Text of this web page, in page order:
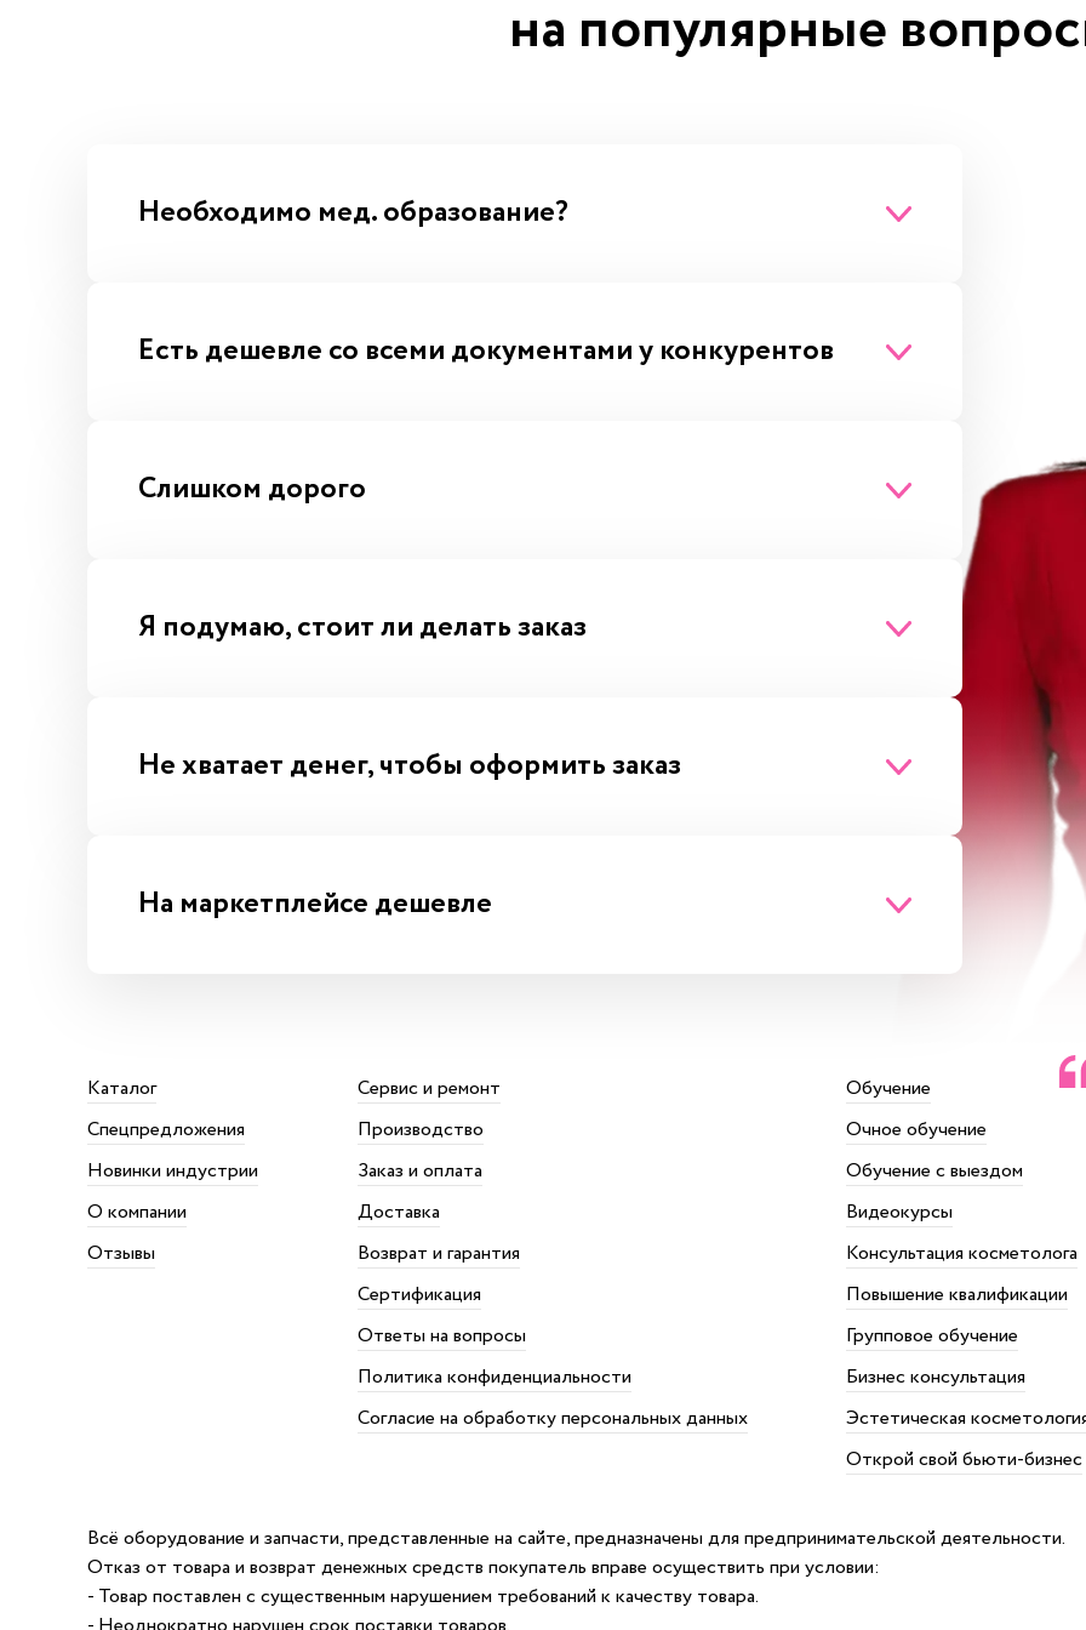
на популярные
Необходимо мед. образование?
Есть дешевле со всеми документами у конкурентов
Слишком дорого
Я подумаю, стоит ли делать заказ
Не хватает денег, чтобы оформить заказ
На маркетплейсе дешевле
Каталог
Спецпредложения
Новинки индустрии
О компании
Отзывы
Сервис и ремонт
Производство
Заказ и оплата
Доставка
Возврат и гарантия
Сертификация
Ответы на вопросы
Политика конфиденциальности
Согласие на обработку персональных данных
Обучение
Очное обучение
Обучение с выездом
Видеокурсы
Консультация косметолога
Повышение квалификации
Групповое обучение
Бизнес консультация
Эстетическая
Открой свой бьюти-бизнес
Всё оборудование и запчасти, представленные на сайте, предназначены для предпринимательской деятельности.
Отказ от товара и возврат денежных средств покупатель вправе осуществить при условии:
- Товар поставлен с существенным нарушением требований к качеству товара.